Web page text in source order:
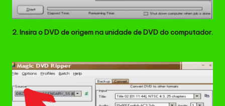
2. Insira o DVD de origem na unidade de DVD do computador.